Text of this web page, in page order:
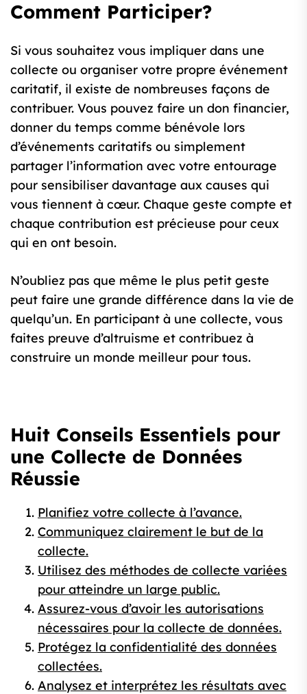
Comment Participer?
Si vous souhaitez vous impliquer dans une
collecte ou organiser votre propre événement
caritatif, il existe de nombreuses façons de
contribuer. Vous pouvez faire un don financier,
donner du temps comme bénévole lors
d’événements caritatifs ou simplement
partager l’information avec votre entourage
pour sensibiliser davantage aux causes qui
vous tiennent à cœur. Chaque geste compte et
chaque contribution est précieuse pour ceux
qui en ont besoin.
N’oubliez pas que même le plus petit geste
peut faire une grande différence dans la vie de
quelqu’un. En participant à une collecte, vous
faites preuve d’altruisme et contribuez à
construire un monde meilleur pour tous.
Huit Conseils Essentiels pour
une Collecte de Données
Réussie
Planifiez votre collecte à l’avance.
Communiquez clairement le but de la
collecte.
Utilisez des méthodes de collecte variées
pour atteindre un large public.
Assurez-vous d’avoir les autorisations
nécessaires pour la collecte de données.
Protégez la confidentialité des données
collectées.
Analysez et interprétez les résultats avec